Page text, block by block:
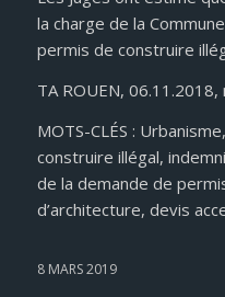
la charge de la
permis de construire
TA ROUEN,
MOTS-CLÉS :
construire illégal,
de la demande de
d’architecture, devis
8 MARS 2019